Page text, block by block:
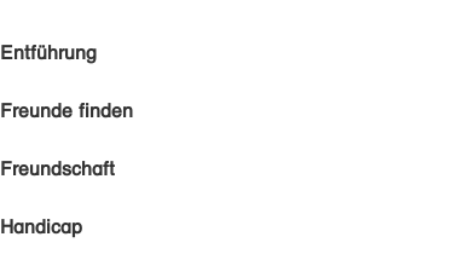
Entführung
Freunde finden
Freundschaft
Handicap